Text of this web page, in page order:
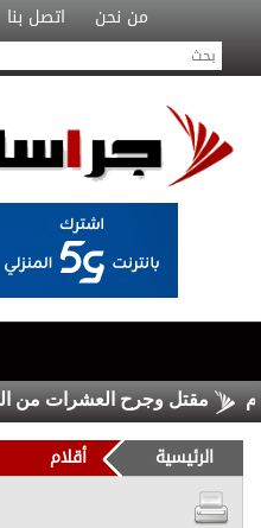
من نحن اتصل بنا
مقتل وجرح العشرات من القوات
الرئيسية أقلام